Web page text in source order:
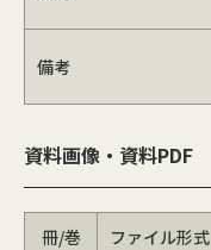
備考
資料画像・資料PDF
冊/巻 ファイル形式